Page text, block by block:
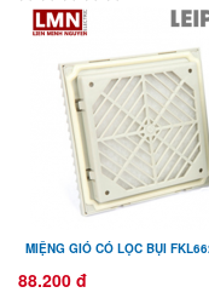
MIỆNG GIÓ CÓ LỌC BỤI
88.200 đ